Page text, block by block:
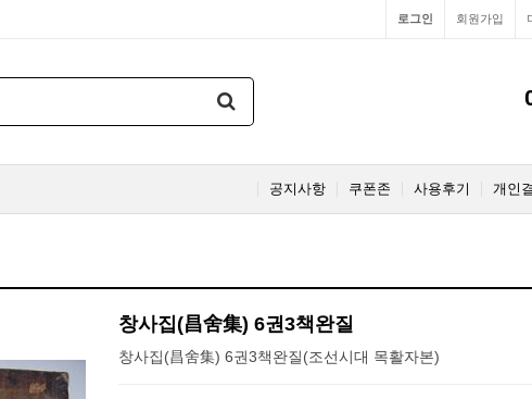
회원가입
로그인
개인
사용후기
쿠폰존
공지사항
창사집(昌舍集) 6권3책완질
창사집(昌舍集) 6권3책완질(조선시대 목활자본)